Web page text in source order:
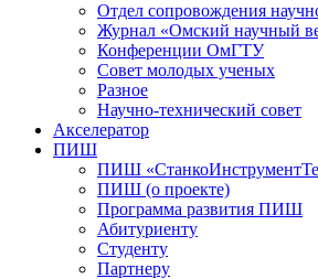
Отдел сопровождения
Журнал «Омский научный
Конференции ОмГТУ
Совет молодых ученых
Разное
Научно-технический совет
Акселератор
ПИШ
ПИШ
ПИШ (о проекте)
Программа развития ПИШ
Абитуриенту
Студенту
Партнеру